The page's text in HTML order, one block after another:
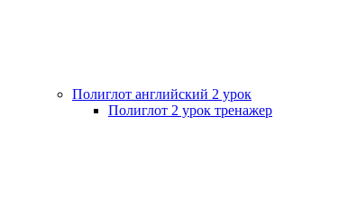
Полиглот английский 2 урок
Полиглот 2 урок тренажер